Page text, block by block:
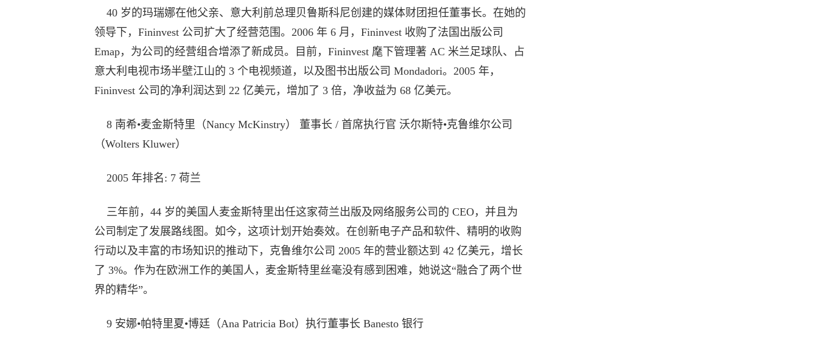
40 岁的玛瑞娜在他父亲、意大利前总理贝鲁斯科尼创建的媒体财团担任董事长。在她的
领导下，Fininvest 公司扩大了经营范围。2006 年 6 月，Fininvest 收购了法国出版公司
Emap，为公司的经营组合增添了新成员。目前，Fininvest 麾下管理著 AC 米兰足球队、占
意大利电视市场半壁江山的 3 个电视频道，以及图书出版公司 Mondadori。2005 年，
Fininvest 公司的净利润达到 22 亿美元，增加了 3 倍，净收益为 68 亿美元。
8 南希•麦金斯特里（Nancy McKinstry） 董事长 / 首席执行官 沃尔斯特•克鲁维尔公司
（Wolters Kluwer）
2005 年排名: 7 荷兰
三年前，44 岁的美国人麦金斯特里出任这家荷兰出版及网络服务公司的 CEO，并且为
公司制定了发展路线图。如今，这项计划开始奏效。在创新电子产品和软件、精明的收购
行动以及丰富的市场知识的推动下，克鲁维尔公司 2005 年的营业额达到 42 亿美元，增长
了 3%。作为在欧洲工作的美国人，麦金斯特里丝毫没有感到困难，她说这“融合了两个世
界的精华”。
9 安娜•帕特里夏•博廷（Ana Patricia Bot）执行董事长 Banesto 银行